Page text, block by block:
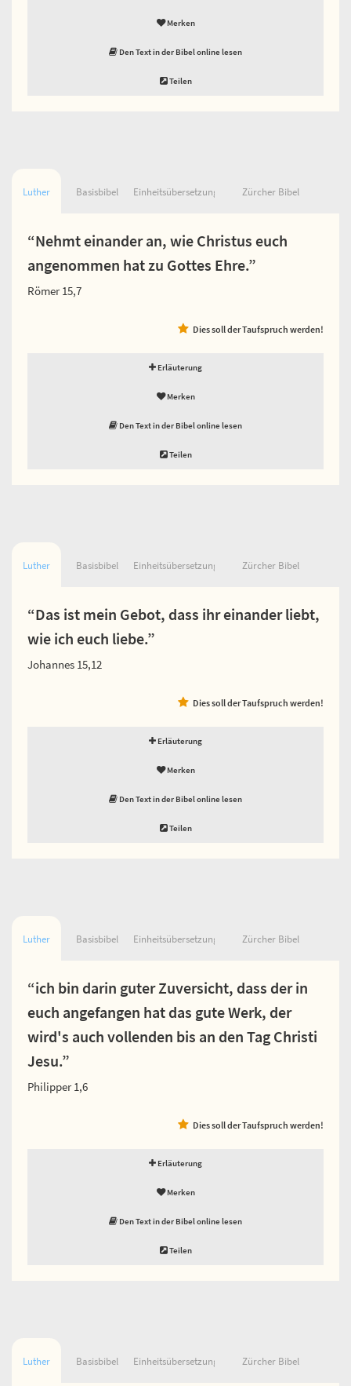
Merken
Den Text in der Bibel online lesen
Teilen
Luther Basisbibel Einheitsübersetzung Zürcher Bibel
“Nehmt einander an, wie Christus euch
angenommen hat zu Gottes Ehre.”
Römer 15,7
Dies soll der Taufspruch werden!
Erläuterung
Merken
Den Text in der Bibel online lesen
Teilen
Luther Basisbibel Einheitsübersetzung Zürcher Bibel
“Das ist mein Gebot, dass ihr einander liebt,
wie ich euch liebe.”
Johannes 15,12
Dies soll der Taufspruch werden!
Erläuterung
Merken
Den Text in der Bibel online lesen
Teilen
Luther Basisbibel Einheitsübersetzung Zürcher Bibel
“ich bin darin guter Zuversicht, dass der in
euch angefangen hat das gute Werk, der
wird's auch vollenden bis an den Tag Christi
Jesu.”
Philipper 1,6
Dies soll der Taufspruch werden!
Erläuterung
Merken
Den Text in der Bibel online lesen
Teilen
Luther Basisbibel Einheitsübersetzung Zürcher Bibel